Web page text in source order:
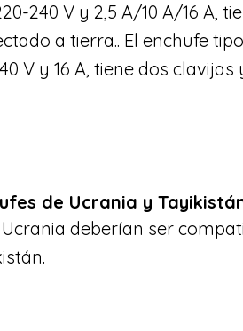
240 V y 2,5 A/10 A/16 A,
a tierra.. El enchufe
V y 16 A, tiene dos clavijas
de Ucrania y
deberían ser